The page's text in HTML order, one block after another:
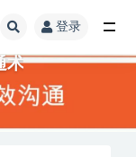
登录
术